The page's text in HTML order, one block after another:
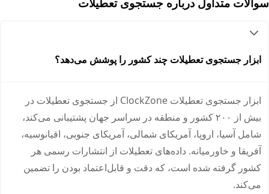
ابزار جستجوی تعطیلات چند کشور را پوشش می‌دهد؟
ابزار جستجوی تعطیلات ClockZone از جستجوی تعطیلات در
بیش از ۲۰۰ کشور و منطقه در سراسر جهان پشتیبانی می‌کند،
شامل آسیا، اروپا، آمریکای شمالی، آمریکای جنوبی، اقیانوسیه،
آفریقا و خاورمیانه. داده‌های تعطیلات از انتشارات رسمی هر
کشور گرفته شده است، که دقت و قابل‌اعتماد بودن را تضمین
می‌کند.